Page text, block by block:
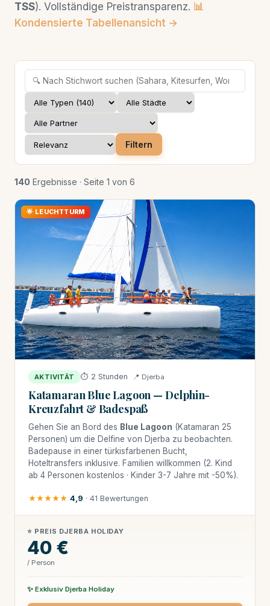
TSS). Vollständige Preistransparenz. 📊
Kondensierte Tabellenansicht →
Filtern
140 Ergebnisse · Seite 1 von 6
🌟 LEUCHTTURM
AKTIVITÄT ⏱ 2 Stunden 📍 Djerba
Katamaran Blue Lagoon — Delphin-
Kreuzfahrt & Badespaß
Gehen Sie an Bord des Blue Lagoon (Katamaran 25
Personen) um die Delfine von Djerba zu beobachten.
Badepause in einer türkisfarbenen Bucht,
Hoteltransfers inklusive. Familien willkommen (2. Kind
ab 4 Personen kostenlos · Kinder 3-7 Jahre mit -50%).
★★★★★ 4,9 · 41 Bewertungen
⭐ PREIS DJERBA HOLIDAY
40 €
/ Person
✨ Exklusiv Djerba Holiday